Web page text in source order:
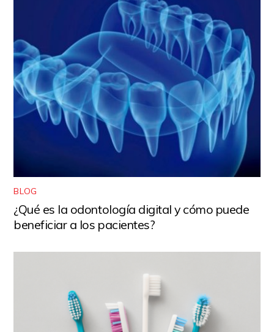
BLOG
¿Qué es la odontología digital y cómo puede
beneficiar a los pacientes?